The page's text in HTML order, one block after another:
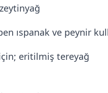
ıspanak ve peynir
eritilmiş tereyağ